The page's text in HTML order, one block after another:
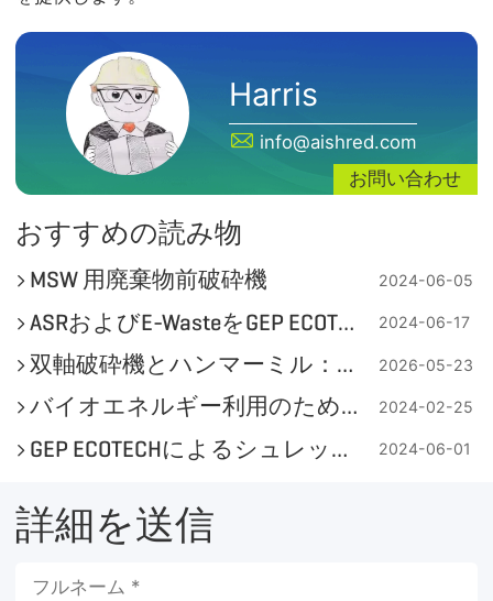
Harris
info@aishred.com
お問い合わせ
おすすめの読み物
MSW 用廃棄物前破砕機 2024-06-05
ASRおよびE-WasteをGEP ECOTECHシュレッダーで処理 2024-06-17
双軸破砕機とハンマーミル：バイオマス（藁）破砕に最適な機種はどちらか？ 2026-05-23
バイオエネルギー利用のための様々な産業用シュレッダーが利用可能 2024-02-25
GEP ECOTECHによるシュレッダーを用いた廃タイヤからTDFへの変換 2024-06-01
詳細を送信